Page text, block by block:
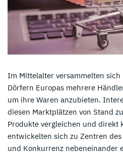
Im Mittelalter versammelten
Dörfern Europas mehrere
um ihre Waren anzubieten.
diesen Marktplätzen von Stand
Produkte vergleichen und direkt
entwickelten sich zu Zentren
und Konkurrenz nebeneinander